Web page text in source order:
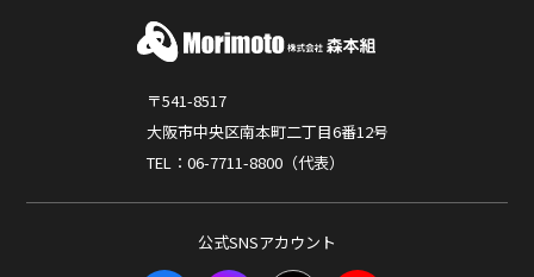
〒541-8517
大阪市中央区南本町二丁目6番12号
TEL：06-7711-8800（代表）
公式SNSアカウント